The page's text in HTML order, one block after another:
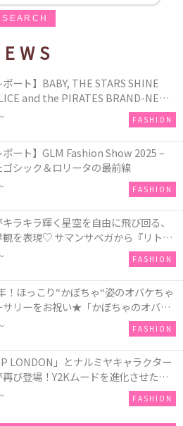
SEARCH
ポート】BABY, THE STARS SHINE
and the PIRATES BRAND-NEW
in TOKYO
FASHION
ポート】GLM Fashion Show 2025 –
シック＆ロリータの最前線
FASHION
ラキラ輝く星空を自由に飛び回る、
を表現♡ サマンサベガから『リトル
』50周年アニバーサリーイヤー』を
FASHION
ほっこり“かぼちゃ“姿のオバケちゃ
サリーをお祝い★「かぼちゃのオバケ
ー」が新発売！Q-pot CAFE.では
オバケーキプレート」も登場
FASHION
LONDON」とナルミヤキャラクター
び登場！Y2Kムードを進化させた新
を発売♪
FASHION